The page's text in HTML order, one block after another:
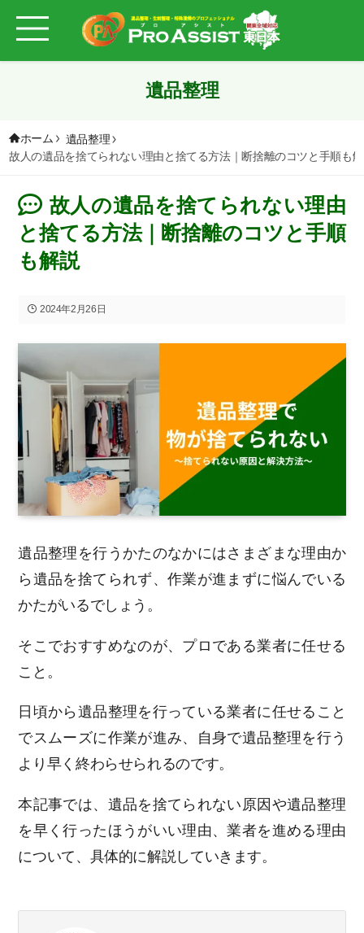
遺品整理
ホーム
遺品整理
故人の遺品を捨てられない理由と捨てる方法｜断捨離のコツと手順も
故人の遺品を捨てられない理由
と捨てる方法｜断捨離のコツと手順
も解説
2024年2月26日
遺品整理を行うかたのなかにはさまざまな理由か
ら遺品を捨てられず、作業が進まずに悩んでいる
かたがいるでしょう。
そこでおすすめなのが、プロである業者に任せる
こと。
日頃から遺品整理を行っている業者に任せること
でスムーズに作業が進み、自身で遺品整理を行う
より早く終わらせられるのです。
本記事では、遺品を捨てられない原因や遺品整理
を早く行ったほうがいい理由、業者を進める理由
について、具体的に解説していきます。